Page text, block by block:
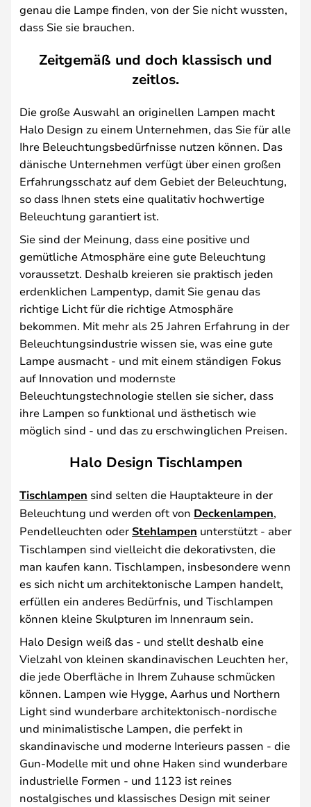
genau die Lampe finden, von der Sie nicht wussten,
dass Sie sie brauchen.
Zeitgemäß und doch klassisch und
zeitlos.
Die große Auswahl an originellen Lampen macht
Halo Design zu einem Unternehmen, das Sie für alle
Ihre Beleuchtungsbedürfnisse nutzen können. Das
dänische Unternehmen verfügt über einen großen
Erfahrungsschatz auf dem Gebiet der Beleuchtung,
so dass Ihnen stets eine qualitativ hochwertige
Beleuchtung garantiert ist.
Sie sind der Meinung, dass eine positive und
gemütliche Atmosphäre eine gute Beleuchtung
voraussetzt. Deshalb kreieren sie praktisch jeden
erdenklichen Lampentyp, damit Sie genau das
richtige Licht für die richtige Atmosphäre
bekommen. Mit mehr als 25 Jahren Erfahrung in der
Beleuchtungsindustrie wissen sie, was eine gute
Lampe ausmacht - und mit einem ständigen Fokus
auf Innovation und modernste
Beleuchtungstechnologie stellen sie sicher, dass
ihre Lampen so funktional und ästhetisch wie
möglich sind - und das zu erschwinglichen Preisen.
Halo Design Tischlampen
Tischlampen sind selten die Hauptakteure in der
Beleuchtung und werden oft von Deckenlampen,
Pendelleuchten oder Stehlampen unterstützt - aber
Tischlampen sind vielleicht die dekorativsten, die
man kaufen kann. Tischlampen, insbesondere wenn
es sich nicht um architektonische Lampen handelt,
erfüllen ein anderes Bedürfnis, und Tischlampen
können kleine Skulpturen im Innenraum sein.
Halo Design weiß das - und stellt deshalb eine
Vielzahl von kleinen skandinavischen Leuchten her,
die jede Oberfläche in Ihrem Zuhause schmücken
können. Lampen wie Hygge, Aarhus und Northern
Light sind wunderbare architektonisch-nordische
und minimalistische Lampen, die perfekt in
skandinavische und moderne Interieurs passen - die
Gun-Modelle mit und ohne Haken sind wunderbare
industrielle Formen - und 1123 ist reines
nostalgisches und klassisches Design mit seiner